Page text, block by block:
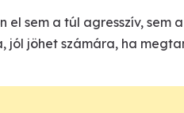
el sem a túl agresszív,
jól jöhet számára, ha